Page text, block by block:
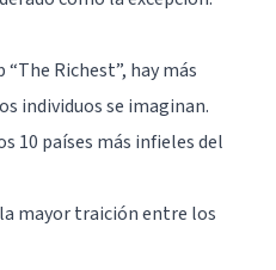
Richest”, hay más
individuos se imaginan.
10 países más infieles del
mayor traición entre los